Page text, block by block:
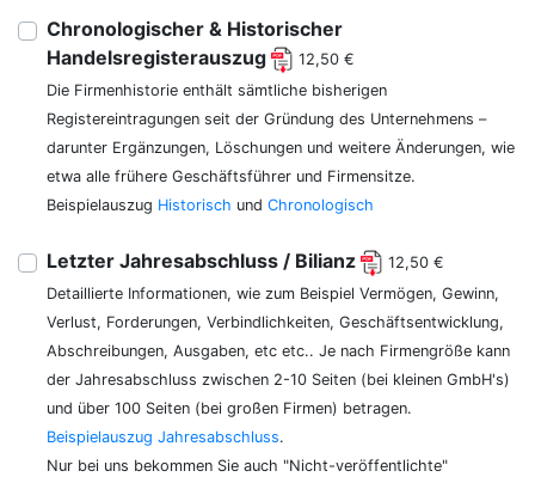
Chronologischer & Historischer
Handelsregisterauszug
12,50 €
Die Firmenhistorie enthält sämtliche bisherigen
Registereintragungen seit der Gründung des Unternehmens –
darunter Ergänzungen, Löschungen und weitere Änderungen, wie
etwa alle frühere Geschäftsführer und Firmensitze.
Beispielauszug Historisch und Chronologisch
Letzter Jahresabschluss / Bilianz
12,50 €
Detaillierte Informationen, wie zum Beispiel Vermögen, Gewinn,
Verlust, Forderungen, Verbindlichkeiten, Geschäftsentwicklung,
Abschreibungen, Ausgaben, etc etc.. Je nach Firmengröße kann
der Jahresabschluss zwischen 2-10 Seiten (bei kleinen GmbH's)
und über 100 Seiten (bei großen Firmen) betragen.
Beispielauszug Jahresabschluss.
Nur bei uns bekommen Sie auch "Nicht-veröffentlichte"